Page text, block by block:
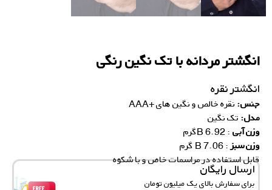
انگشتر مردانه با تک نگین رنگی
انگشتر نقره
جنس: نقره خالص و نگین های +AAA
مدل: تک نگین
وزن آبی : 6.92 Bگرم
وزن سبز: 7.06 B گرم
قابل استفاده در مراسمات خاص و با شکوه
ارسال رایگان
برای سفارش‌ بالای یک میلیون تومان